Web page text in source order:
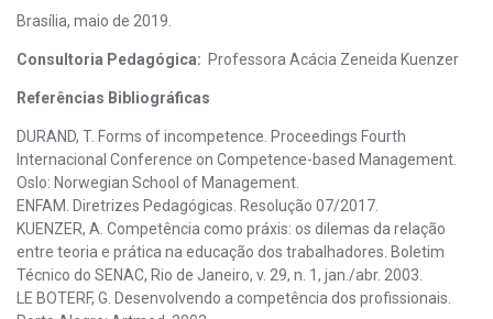
Brasília, maio de 2019.
Consultoria Pedagógica: Professora Acácia Zeneida Kuenzer
Referências Bibliográficas
DURAND, T. Forms of incompetence. Proceedings Fourth
Internacional Conference on Competence-based Management.
Oslo: Norwegian School of Management.
ENFAM. Diretrizes Pedagógicas. Resolução 07/2017.
KUENZER, A. Competência como práxis: os dilemas da relação
entre teoria e prática na educação dos trabalhadores. Boletim
Técnico do SENAC, Rio de Janeiro, v. 29, n. 1, jan./abr. 2003.
LE BOTERF, G. Desenvolvendo a competência dos profissionais.